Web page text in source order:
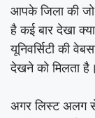
आपके जिला की जो
है कई बार देखा
यूनिवर्सिटी की
देखने को मिलता है।
अगर लिस्ट अलग